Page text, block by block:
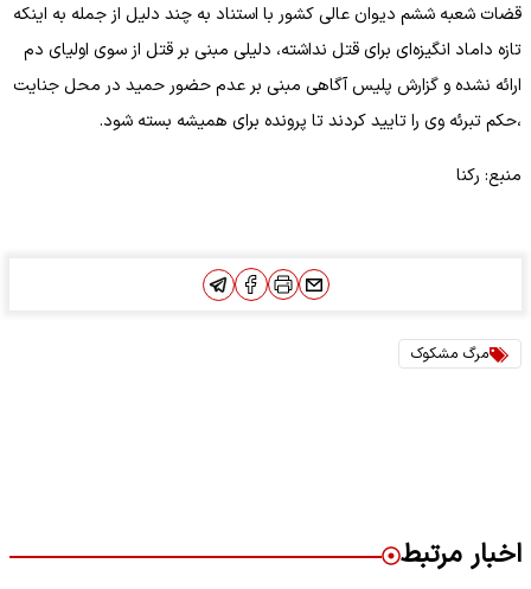
قضات شعبه ششم دیوان عالی کشور با استناد به چند دلیل از جمله به اینکه
تازه داماد انگیزه‌ای برای قتل نداشته، دلیلی مبنی بر قتل از سوی اولیای دم
ارائه نشده و گزارش پلیس آگاهی مبنی بر عدم حضور حمید در محل جنایت
،حکم تبرئه وی را تایید کردند تا پرونده برای همیشه بسته شود.
منبع: رکنا
مرگ مشکوک
اخبار مرتبط